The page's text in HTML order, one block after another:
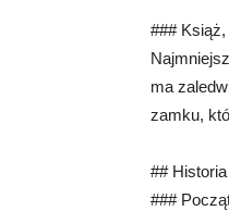
###
ma
zamku,
##
###